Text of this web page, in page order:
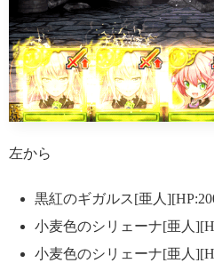
左から
黒紅のギガルス[亜人
小麦色のシリェーナ[亜人
小麦色のシリェーナ[亜人